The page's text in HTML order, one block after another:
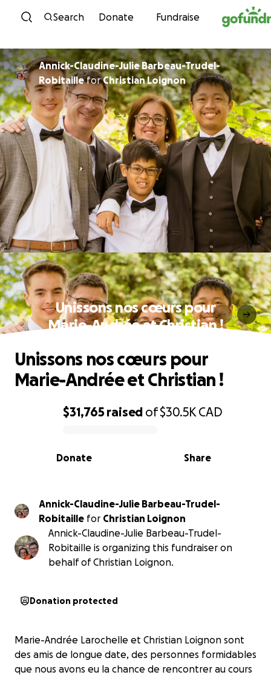
Skip to content
Search Donate Fundraise
Annick-Claudine-Julie Barbeau-Trudel-
RobitailleforChristian Loignon
Unissons nos cœurs pour
Marie-Andrée et Christian !
0% complete
$31,765 raised of$30.5K CAD
Share
Donate
Unissons nos cœurs pour
Marie-Andrée et Christian !
Annick-Claudine-Julie Barbeau-Trudel-
Robitaille for Christian Loignon
Annick-Claudine-Julie Barbeau-Trudel-
Robitaille is organizing this fundraiser on
behalf of Christian Loignon.
Donation protected
Marie-Andrée Larochelle et Christian Loignon sont
des amis de longue date, des personnes formidables
que nous avons eu la chance de rencontrer au cours